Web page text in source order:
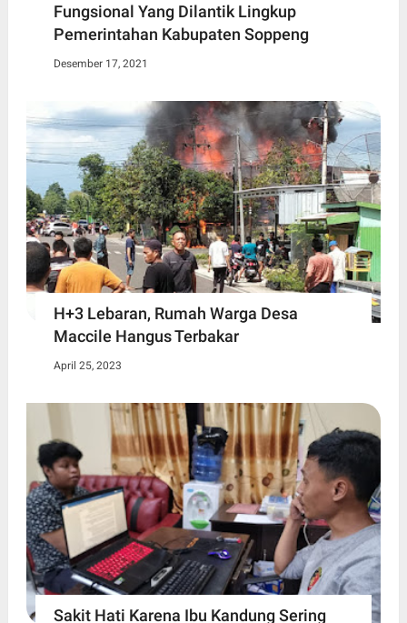
Fungsional Yang Dilantik Lingkup
Pemerintahan Kabupaten Soppeng
Desember 17, 2021
H+3 Lebaran, Rumah Warga Desa
Maccile Hangus Terbakar
April 25, 2023
Sakit Hati Karena Ibu Kandung Sering